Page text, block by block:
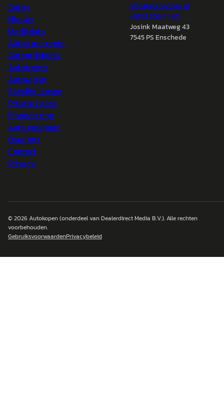
Auto's
Nieuws
Marktdata
Auto's per regio
Autoprijsindex
Autotrends
Autowijzer
Zakelijk leasen
Private Lease
Financiering
Auto verkopen
Over ons
Contact
Privacy
info@autokopen.nl
+31 53 208 4490
Josink Maatweg 43
7545 PS Enschede
© 2026Autokopen(onderdeel van Dealerdirect Media B.V.). Alle rechten
voorbehouden.
GebruiksvoorwaardenPrivacybeleid